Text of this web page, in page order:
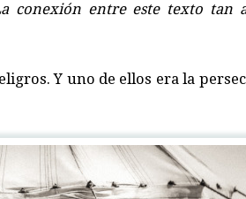
conexión entre este texto tan
Y uno de ellos era la